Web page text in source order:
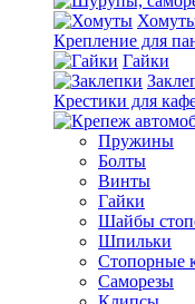
Крепление для
Гайки
Крестики для
Пружины
Болты
Винты
Гайки
Шайбы
Шпильки
Стопорные
Саморезы